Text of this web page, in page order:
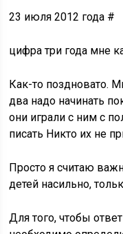
23 июля 2012 года #
цифра три года мне
Как-то поздновато.
два надо начинать
они играли с ним с
писать Никто их не
Просто я считаю
детей насильно,
Для того, чтобы